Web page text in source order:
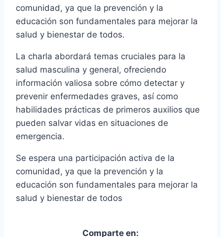
comunidad, ya que la prevención y la
educación son fundamentales para mejorar la
salud y bienestar de todos.
La charla abordará temas cruciales para la
salud masculina y general, ofreciendo
información valiosa sobre cómo detectar y
prevenir enfermedades graves, así como
habilidades prácticas de primeros auxilios que
pueden salvar vidas en situaciones de
emergencia.
Se espera una participación activa de la
comunidad, ya que la prevención y la
educación son fundamentales para mejorar la
salud y bienestar de todos
Comparte en: